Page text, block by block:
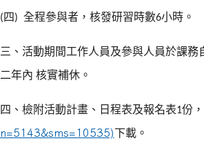
(四) 全程參與者，核發研習時數6小時。
三、活動期間工作人員及參與人員於課務
二年內 核實補休。
四、檢附活動計畫、日程表及報名表1份
n=5143&sms=10535)下載。